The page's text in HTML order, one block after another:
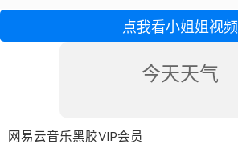
点我看小姐姐视频
今天天气
网易云音乐黑胶VIP会员